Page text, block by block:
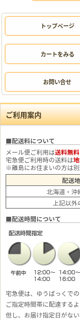
トップページ
カートをみる
お問い合せ
ご利用案内
■配送料について
メール便ご利用は送料無料
宅急便ご利用時の送料は
※離島にお住まいの方は別
配送
北海道・沖
上記以
■配送時間について
宅急便は、ゆうぱっくでの
ご指定時間帯に配達する
但し、お届け指定日がな